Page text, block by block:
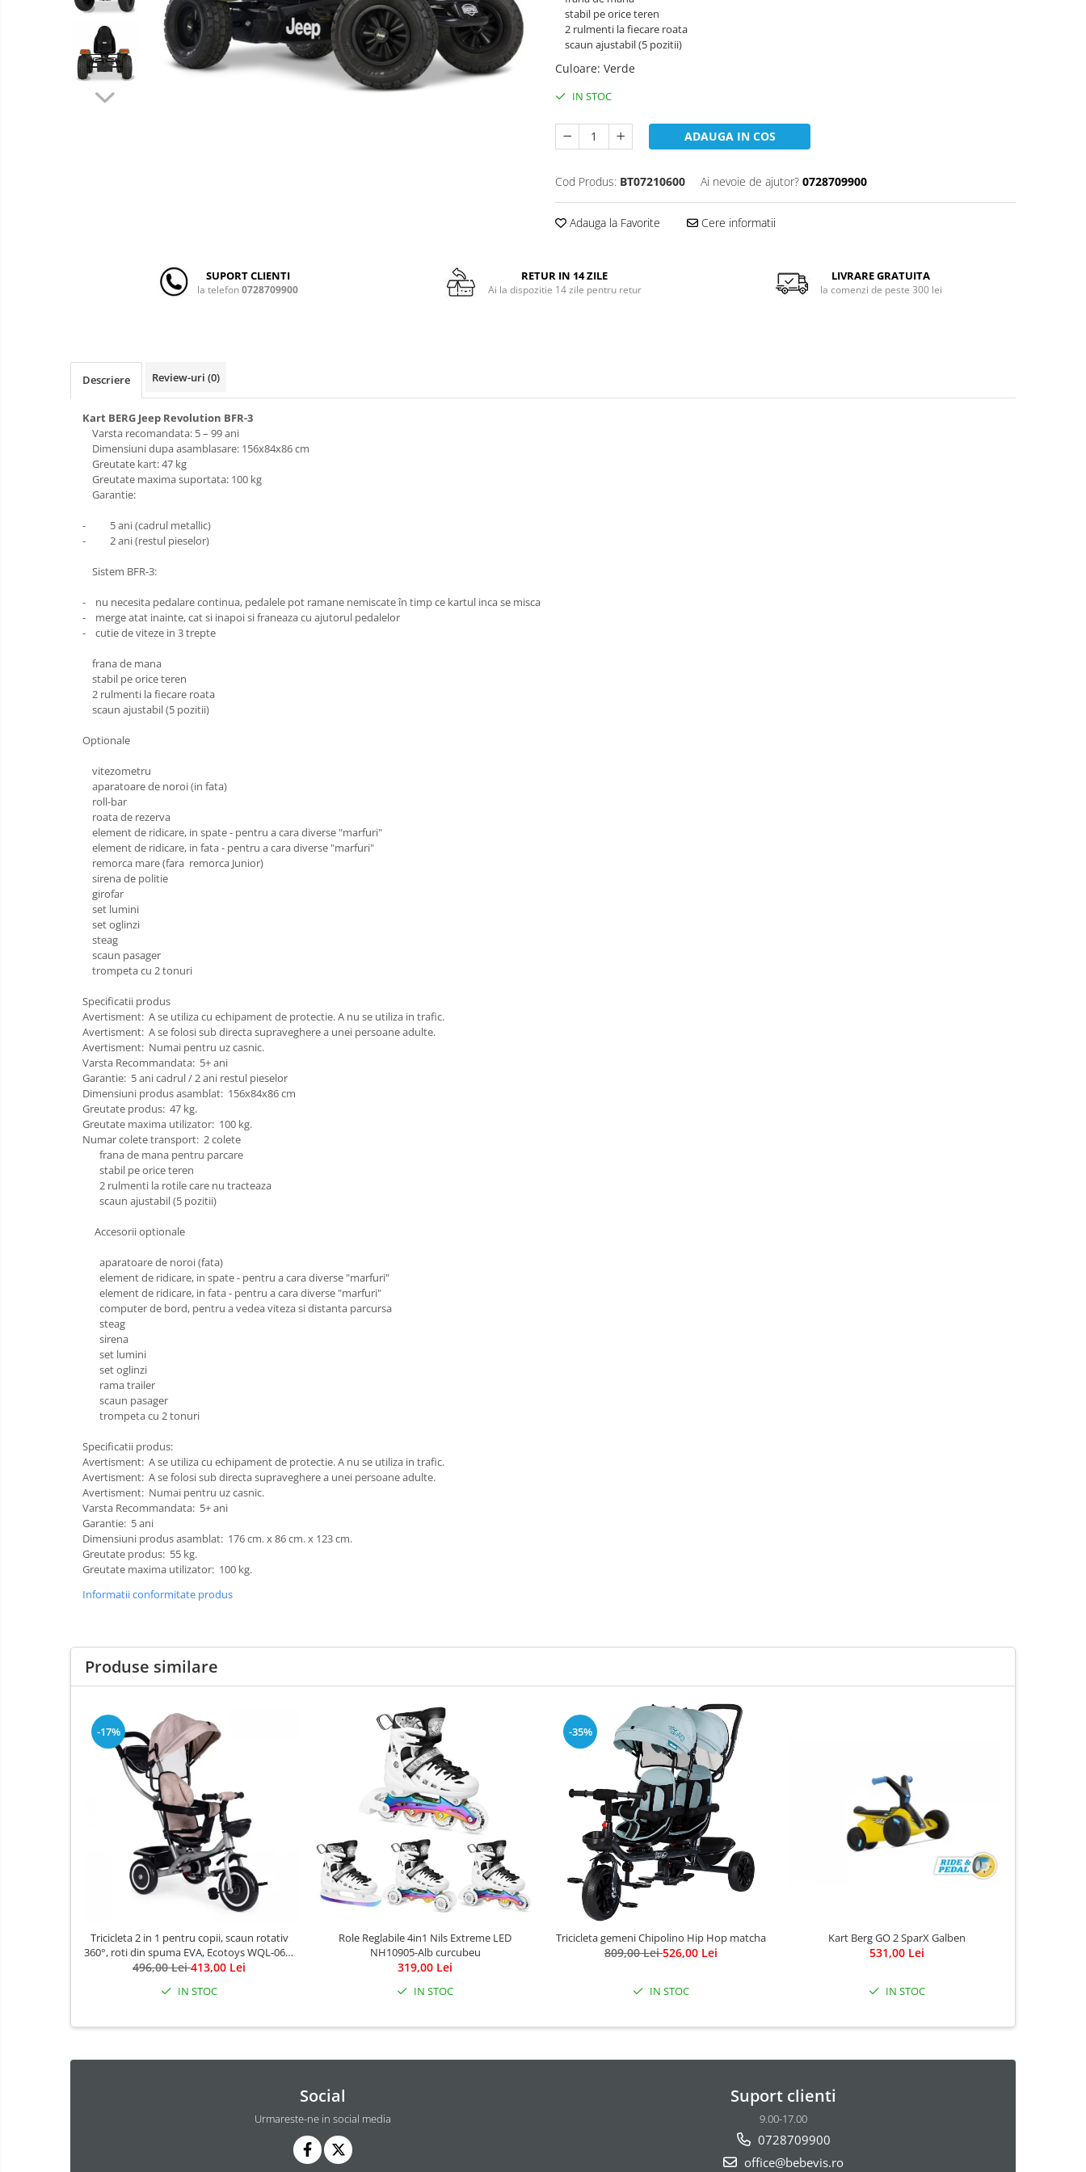
Patuturi lemn pana la 120 x 60 cm
Patuturi lemn 140 x 70 cm
Patuturi lemn 160 x 80 cm
Lenjerie patuturi tineret
Baldachin patut
Perne copii si mamici
Bariere de protectie pat
Porti de siguranta
Dulap si cutii jucarii
Sac de dormit copii
Leagane & balansoare & sezlonguri
Carusele patut
Lampi de veghe
Saltele de infasat
Biciclete copii cu roti 10 inch (2-4
Biciclete copii cu roti 12 inch (3-6
Biciclete copii cu roti 14 inch (3-7
Biciclete copii cu roti 16 inch (4-9
Biciclete copii cu roti 20 inch
Biciclete cu roti 24 inch
Biciclete cu roti 27 inch
Triciclete copii si adulti
Trotinete copii si adulti
Biciclete fara pedale
Masinute fara pedale
Karturi si masinute cu pedale
Role copii si adulti
Masinute si motociclete electrice
Premergatoare
Scaune de biciclete copii
Seturi de hranire
Patine de gheata
Patine gheata reglabile
Patine gheata fixe
Corturi si casute copii
Aparate
Aparate Fitness Multifunctionale
Aparate Fitness de Vaslit
Banci forta multifunctionale
Aparate Vibromasaj si accesorii
Bare - Discuri - Greutati
Interfoane,
Sterilizatoare,
Electronice
diverse
stabil pe orice teren
2 rulmenti la fiecare roata
scaun ajustabil (5 pozitii)
Culoare: Verde
IN STOC
ADAUGA IN COS
Cod Produs: BT07210600 Ai nevoie de ajutor? 0728709900
Adauga la Favorite Cere informatii
SUPORT CLIENTI
la telefon0728709900
RETUR IN 14 ZILE
Ai la dispozitie 14 zile pentru retur
LIVRARE GRATUITA
la comenzi de peste 300 lei
Descriere Review-uri (0)
Kart BERG Jeep Revolution BFR-3
Varsta recomandata: 5 – 99 ani
Dimensiuni dupa asamblasare: 156x84x86 cm
Greutate kart: 47 kg
Greutate maxima suportata: 100 kg
Garantie:
- 5 ani (cadrul metallic)
- 2 ani (restul pieselor)
Sistem BFR-3:
- nu necesita pedalare continua, pedalele pot ramane nemiscate în timp ce kartul inca se misca
- merge atat inainte, cat si inapoi si franeaza cu ajutorul pedalelor
- cutie de viteze in 3 trepte
frana de mana
stabil pe orice teren
2 rulmenti la fiecare roata
scaun ajustabil (5 pozitii)
Optionale
vitezometru
aparatoare de noroi (in fata)
roll-bar
roata de rezerva
element de ridicare, in spate - pentru a cara diverse "marfuri"
element de ridicare, in fata - pentru a cara diverse "marfuri"
remorca mare (fara remorca Junior)
sirena de politie
girofar
set lumini
set oglinzi
steag
scaun pasager
trompeta cu 2 tonuri
Specificatii produs
Avertisment: A se utiliza cu echipament de protectie. A nu se utiliza in trafic.
Avertisment: A se folosi sub directa supraveghere a unei persoane adulte.
Avertisment: Numai pentru uz casnic.
Varsta Recommandata: 5+ ani
Garantie: 5 ani cadrul / 2 ani restul pieselor
Dimensiuni produs asamblat: 156x84x86 cm
Greutate produs: 47 kg.
Greutate maxima utilizator: 100 kg.
Numar colete transport: 2 colete
frana de mana pentru parcare
stabil pe orice teren
2 rulmenti la rotile care nu tracteaza
scaun ajustabil (5 pozitii)
Accesorii optionale
aparatoare de noroi (fata)
element de ridicare, in spate - pentru a cara diverse "marfuri"
element de ridicare, in fata - pentru a cara diverse "marfuri"
computer de bord, pentru a vedea viteza si distanta parcursa
steag
sirena
set lumini
set oglinzi
rama trailer
scaun pasager
trompeta cu 2 tonuri
Specificatii produs:
Avertisment: A se utiliza cu echipament de protectie. A nu se utiliza in trafic.
Avertisment: A se folosi sub directa supraveghere a unei persoane adulte.
Avertisment: Numai pentru uz casnic.
Varsta Recommandata: 5+ ani
Garantie: 5 ani
Dimensiuni produs asamblat: 176 cm. x 86 cm. x 123 cm.
Greutate produs: 55 kg.
Greutate maxima utilizator: 100 kg.
Informatii conformitate produs
Produse similare
-17%
Tricicleta 2 in 1 pentru copii, scaun rotativ
360°, roti din spuma EVA, Ecotoys WQL-066-
52
496,00 Lei413,00 Lei
IN STOC
Role Reglabile 4in1 Nils Extreme LED
NH10905-Alb curcubeu
319,00 Lei
IN STOC
-35%
Tricicleta gemeni Chipolino Hip Hop matcha
809,00 Lei526,00 Lei
IN STOC
Kart Berg GO 2 SparX Galben
531,00 Lei
IN STOC
Social
Urmareste-ne in social media
Suport clienti
9.00-17.00
0728709900
office@bebevis.ro